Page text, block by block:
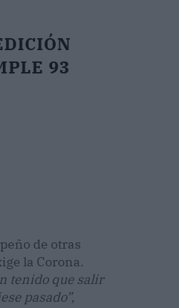
93
de otras
la Corona.
tenido que salir
pasado”,